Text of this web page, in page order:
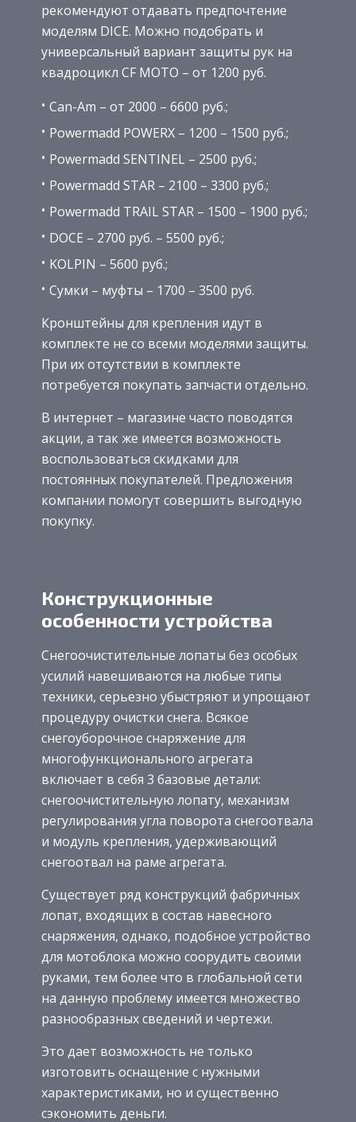
рекомендуют отдавать предпочтение
моделям DICE. Можно подобрать и
универсальный вариант защиты рук на
квадроцикл CF MOTO – от 1200 руб.
Can-Am – от 2000 – 6600 руб.;
Powermadd POWERX – 1200 – 1500 руб.;
Powermadd SENTINEL – 2500 руб.;
Powermadd STAR – 2100 – 3300 руб.;
Powermadd TRAIL STAR – 1500 – 1900 руб.;
DOCE – 2700 руб. – 5500 руб.;
KOLPIN – 5600 руб.;
Сумки – муфты – 1700 – 3500 руб.
Кронштейны для крепления идут в
комплекте не со всеми моделями защиты.
При их отсутствии в комплекте
потребуется покупать запчасти отдельно.
В интернет – магазине часто поводятся
акции, а так же имеется возможность
воспользоваться скидками для
постоянных покупателей. Предложения
компании помогут совершить выгодную
покупку.
Конструкционные
особенности устройства
Снегоочистительные лопаты без особых
усилий навешиваются на любые типы
техники, серьезно убыстряют и упрощают
процедуру очистки снега. Всякое
снегоуборочное снаряжение для
многофункционального агрегата
включает в себя 3 базовые детали:
снегоочистительную лопату, механизм
регулирования угла поворота снегоотвала
и модуль крепления, удерживающий
снегоотвал на раме агрегата.
Существует ряд конструкций фабричных
лопат, входящих в состав навесного
снаряжения, однако, подобное устройство
для мотоблока можно соорудить своими
руками, тем более что в глобальной сети
на данную проблему имеется множество
разнообразных сведений и чертежи.
Это дает возможность не только
изготовить оснащение с нужными
характеристиками, но и существенно
сэкономить деньги.